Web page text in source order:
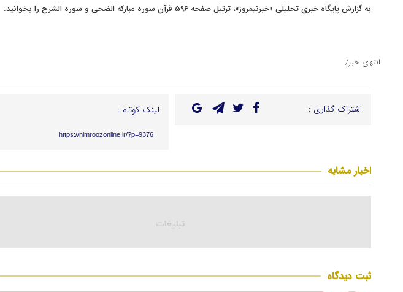
به گزارش پایگاه خبری تحلیلی «خبرنیمروز»، ترتیل صفحه ۵۹۶ قرآن سوره مبارکه الضحی و سوره الشرح را بخوانید.
انتهای خبر/
اشتراک گذاری : لینک کوتاه :
https://nimroozonline.ir/?p=9376
اخبار مشابه
ثبت دیدگاه